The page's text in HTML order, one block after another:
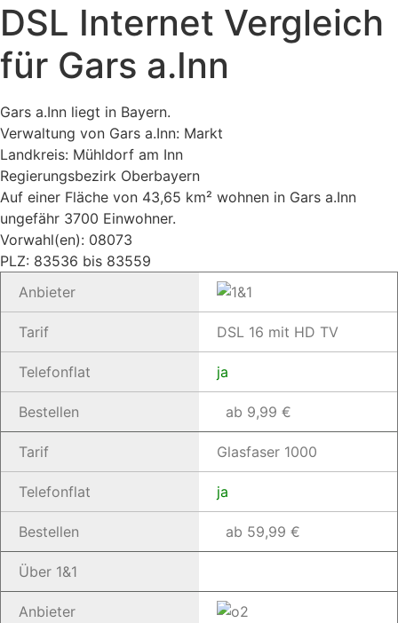
DSL Internet Vergleich
für Gars a.Inn
Gars a.Inn liegt in Bayern.
Verwaltung von Gars a.Inn: Markt
Landkreis: Mühldorf am Inn
Regierungsbezirk Oberbayern
Auf einer Fläche von 43,65 km² wohnen in Gars a.Inn
ungefähr 3700 Einwohner.
Vorwahl(en): 08073
PLZ: 83536 bis 83559
Anbieter
Tarif DSL 16 mit HD TV
Telefonflat ja
Bestellen ab 9,99 €
Tarif Glasfaser 1000
Telefonflat ja
Bestellen ab 59,99 €
Über 1&1
Anbieter